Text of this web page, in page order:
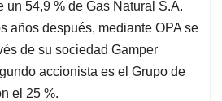
un 54,9 % de Gas Natural S.A.
años después, mediante OPA se
de su sociedad Gamper
accionista es el Grupo de
el 25 %.